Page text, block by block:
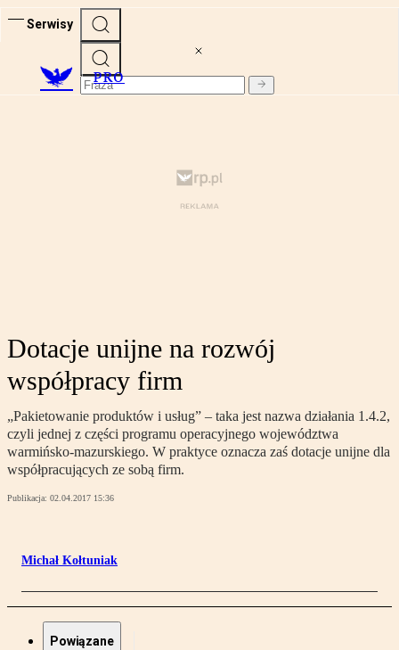
Serwisy
PRO
Dotacje unijne na rozwój
współpracy firm
„Pakietowanie produktów i usług” – taka jest nazwa działania 1.4.2,
czyli jednej z części programu operacyjnego województwa
warmińsko-mazurskiego. W praktyce oznacza zaś dotacje unijne dla
współpracujących ze sobą firm.
Publikacja: 02.04.2017 15:36
Michał Kołtuniak
Powiązane